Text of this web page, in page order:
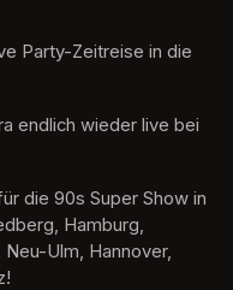
Party-Zeitreise in die
endlich wieder live bei
die 90s Super Show in
Hamburg,
Ulm, Hannover,